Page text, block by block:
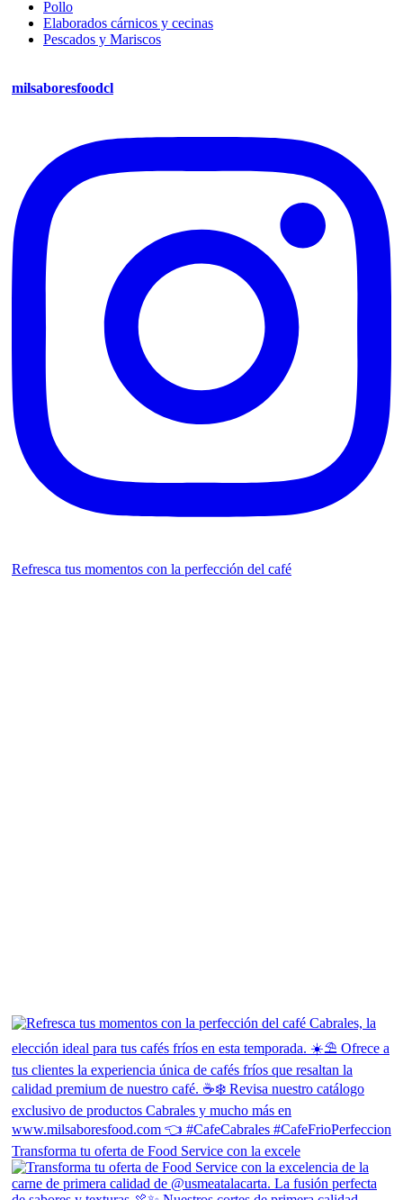
Pollo
Elaborados cárnicos y cecinas
Pescados y Mariscos
milsaboresfoodcl
Refresca tus momentos con la perfección del café
Transforma tu oferta de Food Service con la excele